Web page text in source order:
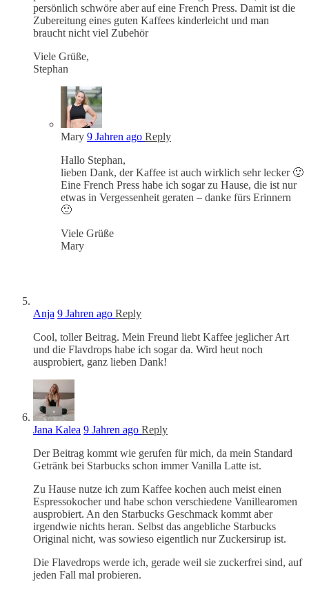
persönlich schwöre aber auf eine French Press. Damit ist die
Zubereitung eines guten Kaffees kinderleicht und man
braucht nicht viel Zubehör
Viele Grüße,
Stephan
Mary 9 Jahren ago Reply
Hallo Stephan,
lieben Dank, der Kaffee ist auch wirklich sehr lecker 🙂
Eine French Press habe ich sogar zu Hause, die ist nur
etwas in Vergessenheit geraten – danke fürs Erinnern
🙂
Viele Grüße
Mary
Anja 9 Jahren ago Reply
Cool, toller Beitrag. Mein Freund liebt Kaffee jeglicher Art
und die Flavdrops habe ich sogar da. Wird heut noch
ausprobiert, ganz lieben Dank!
Jana Kalea 9 Jahren ago Reply
Der Beitrag kommt wie gerufen für mich, da mein Standard
Getränk bei Starbucks schon immer Vanilla Latte ist.
Zu Hause nutze ich zum Kaffee kochen auch meist einen
Espressokocher und habe schon verschiedene Vanillearomen
ausprobiert. An den Starbucks Geschmack kommt aber
irgendwie nichts heran. Selbst das angebliche Starbucks
Original nicht, was sowieso eigentlich nur Zuckersirup ist.
Die Flavedrops werde ich, gerade weil sie zuckerfrei sind, auf
jeden Fall mal probieren.